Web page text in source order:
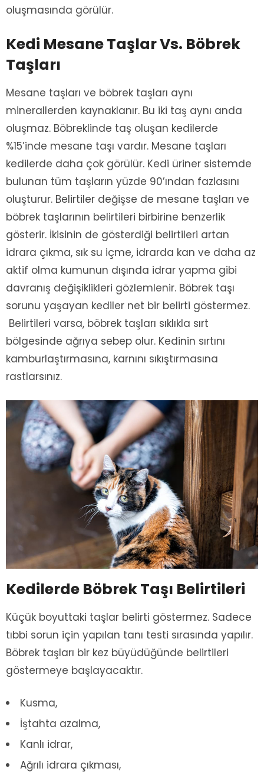
oluşmasında görülür.
Kedi Mesane Taşlar Vs. Böbrek
Taşları
Mesane taşları ve böbrek taşları aynı
minerallerden kaynaklanır. Bu iki taş aynı anda
oluşmaz. Böbreklinde taş oluşan kedilerde
%15’inde mesane taşı vardır. Mesane taşları
kedilerde daha çok görülür. Kedi üriner sistemde
bulunan tüm taşların yüzde 90’ından fazlasını
oluşturur. Belirtiler değişse de mesane taşları ve
böbrek taşlarının belirtileri birbirine benzerlik
gösterir. İkisinin de gösterdiği belirtileri artan
idrara çıkma, sık su içme, idrarda kan ve daha az
aktif olma kumunun dışında idrar yapma gibi
davranış değişiklikleri gözlemlenir. Böbrek taşı
sorunu yaşayan kediler net bir belirti göstermez.
Belirtileri varsa, böbrek taşları sıklıkla sırt
bölgesinde ağrıya sebep olur. Kedinin sırtını
kamburlaştırmasına, karnını sıkıştırmasına
rastlarsınız.
Kedilerde Böbrek Taşı Belirtileri
Küçük boyuttaki taşlar belirti göstermez. Sadece
tıbbi sorun için yapılan tanı testi sırasında yapılır.
Böbrek taşları bir kez büyüdüğünde belirtileri
göstermeye başlayacaktır.
Kusma,
İştahta azalma,
Kanlı idrar,
Ağrılı idrara çıkması,